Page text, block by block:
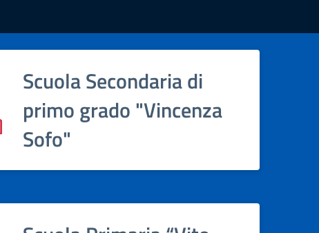
Scuola Secondaria di
primo grado "Vincenza
Sofo"